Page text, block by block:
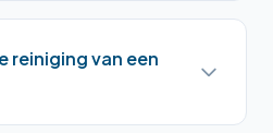
reiniging van een